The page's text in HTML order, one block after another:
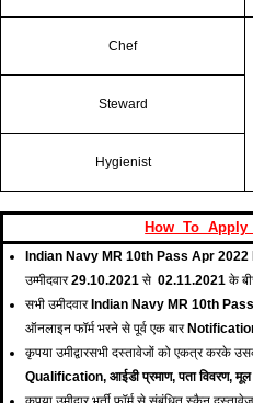
Chef
Steward
Hygienist
How To
Indian Navy MR 10th Pass Apr
उम्मीदवार29.10.2021 से 02.11.2021 के
सभी उमीदवार Indian Navy MR 10th
ऑनलाइन फॉर्म भरने से पूर्व एक बार
कृपया उमीद्वारसभी दस्तावेजों को एकत्र करके
Qualification, आईडी प्रमाण, पता विवरण, मूल